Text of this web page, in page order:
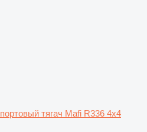
портовый тягач Mafi R336 4x4